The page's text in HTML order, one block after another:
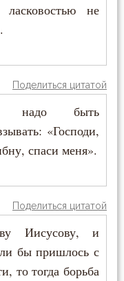
не
Поделиться цитатой
надо быть
«Господи,
спаси меня».
Поделиться цитатой
Иисусову, и
бы пришлось с
то тогда борьба